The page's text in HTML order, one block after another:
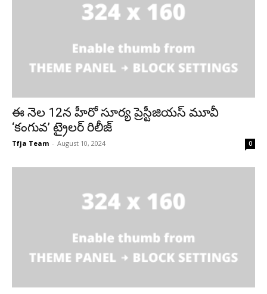
ఈ నెల 12న హీరో సూర్య ప్రెస్టీజియస్ మూవీ
‘కంగువ’ ట్రైలర్ రిలీజ్
Tfja Team - August 10, 2024 0